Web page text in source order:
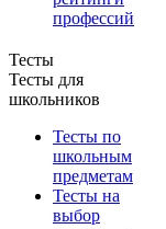
профессий
Тесты
Тесты для
школьников
Тесты по
школьным
предметам
Тесты на
выбор